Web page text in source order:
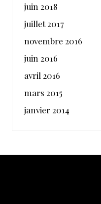
juin 2018
juillet 2017
novembre 2016
juin 2016
avril 2016
mars 2015
janvier 2014